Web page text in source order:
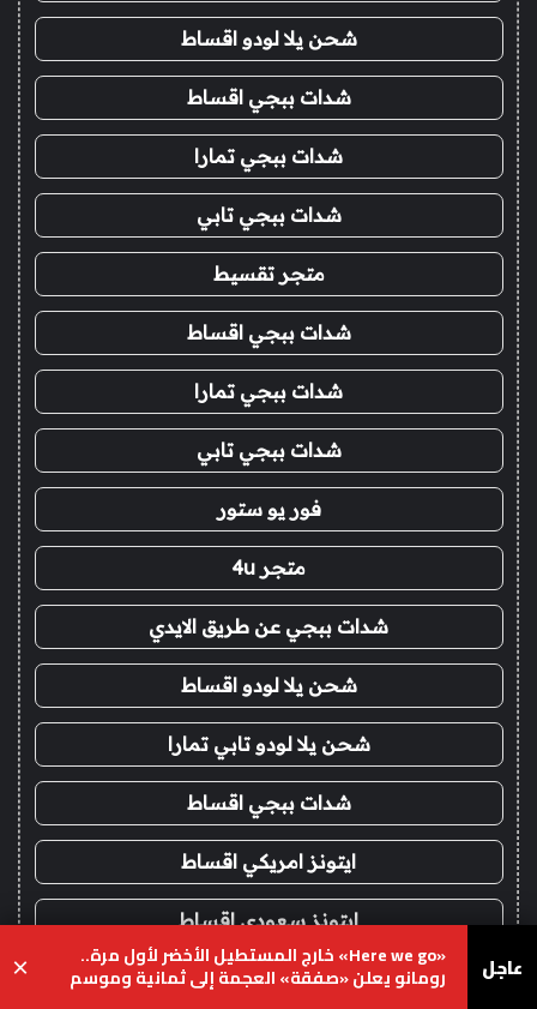
شحن يلا لودو اقساط
شدات ببجي اقساط
شدات ببجي تمارا
شدات ببجي تابي
متجر تقسيط
شدات ببجي اقساط
شدات ببجي تمارا
شدات ببجي تابي
فور يو ستور
متجر 4u
شدات ببجي عن طريق الايدي
شحن يلا لودو اقساط
شحن يلا لودو تابي تمارا
شدات ببجي اقساط
ايتونز امريكي اقساط
ايتونز سعودي اقساط
فور يو
عاجل «Here we go» خارج المستطيل الأخضر لأول مرة..
رومانو يعلن «صفقة» العجمة إلى ثمانية وموسم ×